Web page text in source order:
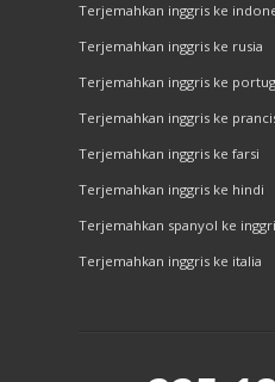
Terjemahkan inggris ke
Terjemahkan inggris ke rusia
Terjemahkan inggris ke
Terjemahkan inggris ke
Terjemahkan inggris ke farsi
Terjemahkan inggris ke hindi
Terjemahkan spanyol ke
Terjemahkan inggris ke italia